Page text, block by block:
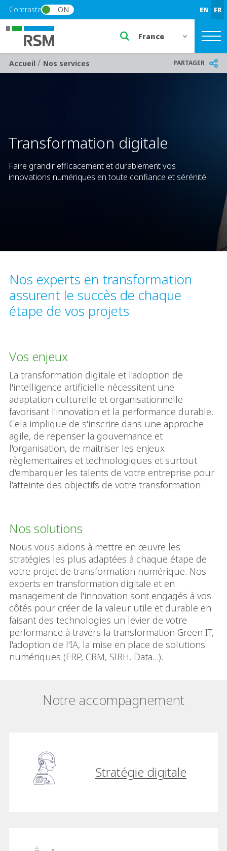
Skip to main content
Contraste ON EN FR
Select a region or
Breadcrumb
Accueil/ Nos services PARTAGER
Transformation digitale
Faire grandir efficacement et durablement vos
innovations numériques en toute confiance et sérénité
Nos experts en transformation
assurent le succès de chaque
étape de vos projets
Vos enjeux
La transformation digitale et l'adoption de
l'intelligence artificielle nécessitent une
adaptation culturelle et organisationnelle
favorisant l'innovation et la performance durable.
Cela implique de s'inscrire dans une approche
agile, de repenser la gouvernance et
l'organisation, de maitriser les enjeux
règlementaires et technologiques et surtout
d'embarquer les talents de votre entreprise pour
l'atteinte des objectifs de votre transformation.
Nos solutions
Nous vous aidons à mettre en œuvre les
stratégies les plus adaptées à chaque étape de
votre projet de transformation numérique. Nos
experts en transformation digitale et en
management de l'innovation sont engagés à vos
côtés pour créer de la valeur utile et durable en
faisant des technologies un levier de votre
performance à travers la transformation Green IT,
l'adoption de l'IA, la mise en place de solutions
numériques (ERP, CRM, SIRH, Data...).
Notre accompagnement
Stratégie digitale